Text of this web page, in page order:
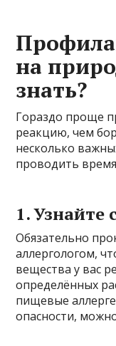
на
знать?
Гораздо проще
реакцию, чем
несколько
проводить
1. Узнайте
Обязательно
аллергологом,
вещества у вас
определённых
пищевые
опасности,